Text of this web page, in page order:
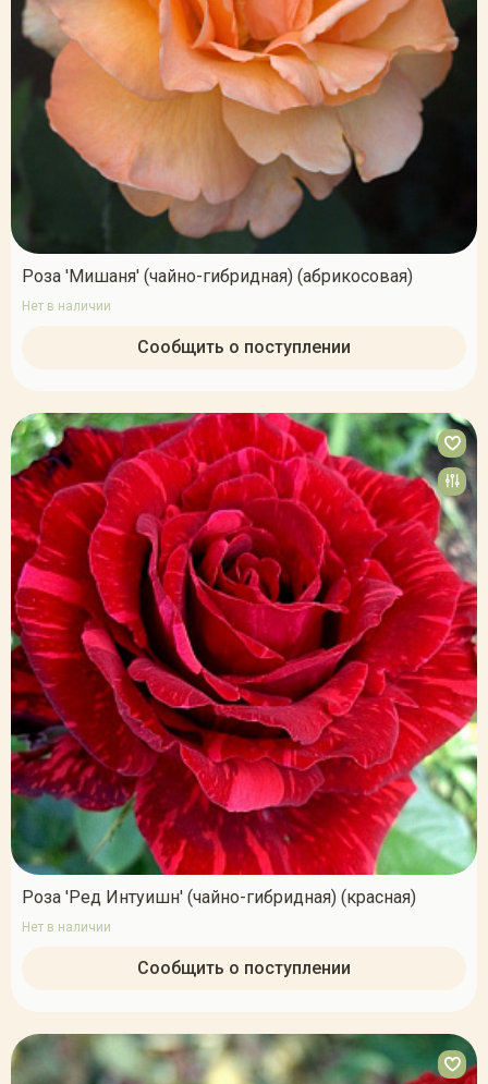
Роза 'Мишаня' (чайно-гибридная) (абрикосовая)
Нет в наличии
Сообщить о поступлении
Роза 'Ред Интуишн' (чайно-гибридная) (красная)
Нет в наличии
Сообщить о поступлении